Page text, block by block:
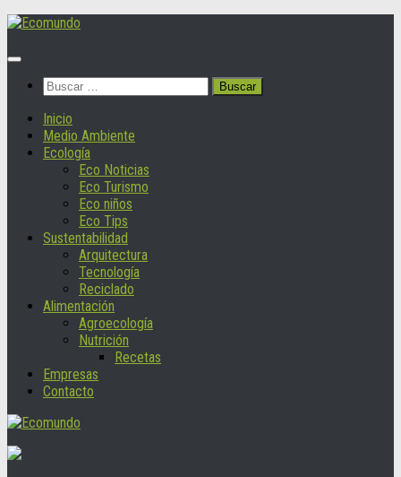
Saltar
contenido
Buscar:
Inicio
Medio Ambiente
Ecología
Eco Noticias
Eco Turismo
Eco niños
Eco Tips
Sustentabilidad
Arquitectura
Tecnología
Reciclado
Alimentación
Agroecología
Nutrición
Recetas
Empresas
Contacto